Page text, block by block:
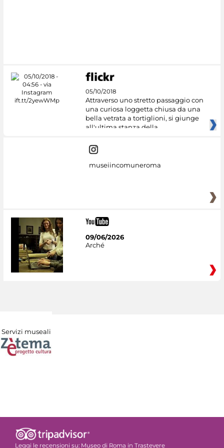
05/10/2018
Attraverso uno stretto passaggio con
una curiosa loggetta chiusa da una
bella vetrata a tortiglioni, si giunge
all'ultima stanza della
museiincomuneroma
09/06/2026
Arché
Servizi museali
Leggi le recensioni su: Museo di Roma in Trastevere